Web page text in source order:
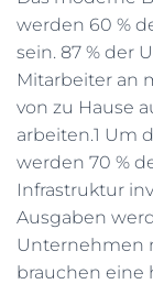
n
a
c
h
:
werden 60 %
sein. 87 % der
Mitarbeiter an
von zu Hause
arbeiten.1 Um
werden 70 %
Infrastruktur
Ausgaben
Unternehmen
brauchen eine